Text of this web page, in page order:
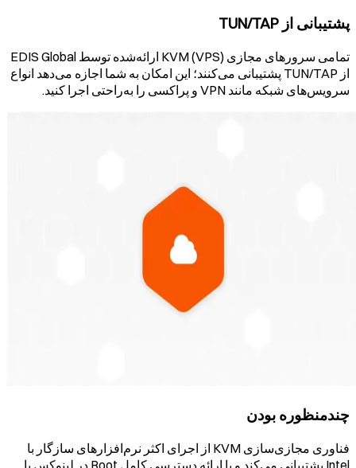
پشتیبانی از TUN/TAP
تمامی سرورهای مجازی (VPS) KVM ارائه‌شده توسط EDIS Global
از TUN/TAP پشتیبانی می‌کنند؛ این امکان به شما اجازه می‌دهد انواع
سرویس‌های شبکه مانند VPN و پراکسی را به‌راحتی اجرا کنید.
چندمنظوره بودن
فناوری مجازی‌سازی KVM از اجرای اکثر نرم‌افزارهای سازگار با
Intel پشتیبانی می‌کند و با ارائه دسترسی کامل Root در لینوکس یا